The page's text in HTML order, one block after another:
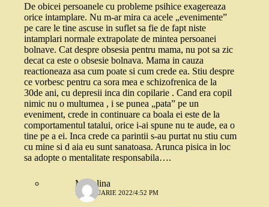
De obicei persoanele cu probleme psihice exagereaza
orice intamplare. Nu m-ar mira ca acele „evenimente”
pe care le tine ascuse in suflet sa fie de fapt niste
intamplari normale extrapolate de mintea persoanei
bolnave. Cat despre obsesia pentru mama, nu pot sa zic
decat ca este o obsesie bolnava. Mama in cauza
reactioneaza asa cum poate si cum crede ea. Stiu despre
ce vorbesc pentru ca sora mea e schizofrenica de la
30de ani, cu depresii inca din copilarie . Cand era copil
nimic nu o multumea , i se punea „pata” pe un
eveniment, crede in continuare ca boala ei este de la
comportamentul tatalui, orice i-ai spune nu te aude, ea o
tine pe a ei. Inca crede ca parintii s-au purtat nu stiu cum
cu mine si d aia eu sunt sanatoasa. Arunca pisica in loc
sa adopte o mentalitate responsabila….
Madalina
14 IANUARIE 2022/4:52 PM